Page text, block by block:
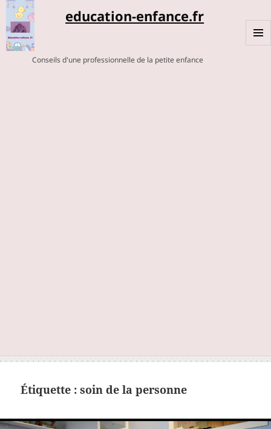
education-enfance.fr
Conseils d'une professionnelle de la petite enfance
Étiquette :soin de la personne